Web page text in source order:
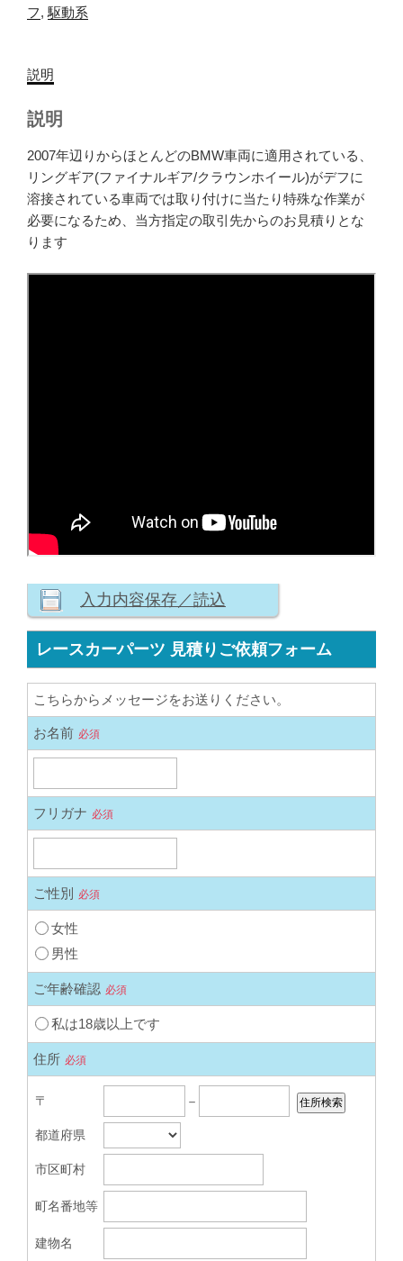
フ, 駆動系
説明
説明
2007年辺りからほとんどのBMW車両に適用されている、
リングギア(ファイナルギア/クラウンホイール)がデフに
溶接されている車両では取り付けに当たり特殊な作業が
必要になるため、当方指定の取引先からのお見積りとな
ります